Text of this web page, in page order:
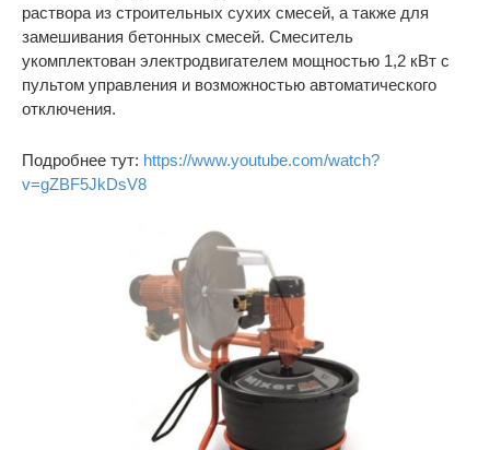
раствора из строительных сухих смесей, а также для
замешивания бетонных смесей. Смеситель
укомплектован электродвигателем мощностью 1,2 кВт с
пультом управления и возможностью автоматического
отключения.
Подробнее тут: https://www.youtube.com/watch?
v=gZBF5JkDsV8